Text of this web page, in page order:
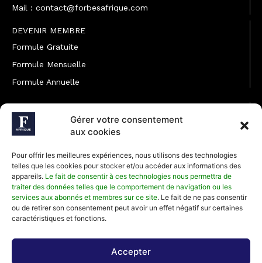
Gérer votre consentement
aux cookies
Pour offrir les meilleures expériences, nous utilisons des technologies
telles que les cookies pour stocker et/ou accéder aux informations des
appareils. Le fait de consentir à ces technologies nous permettra de
traiter des données telles que le comportement de navigation ou les
services aux abonnés et membres sur ce site. Le fait de ne pas consentir
ou de retirer son consentement peut avoir un effet négatif sur certaines
caractéristiques et fonctions.
Accepter
Mail : contact@forbesafrique.com
DEVENIR MEMBRE
Formule Gratuite
Formule Mensuelle
Formule Annuelle
JOINDRE L'ÉQUIPE
Rédaction
Développement commercial
Communiquer avec Forbes Afrique
Média Kit 2026